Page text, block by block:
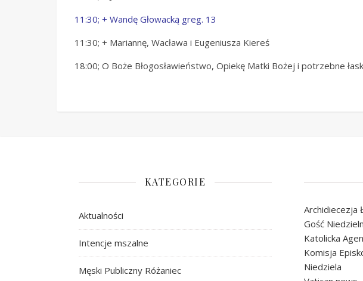
11:30; + Wandę Głowacką greg. 13
11:30; + Mariannę, Wacława i Eugeniusza Kiereś
18:00; O Boże Błogosławieństwo, Opiekę Matki Bożej i potrzebne
KATEGORIE
Aktualności
Intencje mszalne
Męski Publiczny Różaniec
Archidiecezja
Gość
Katolicka
Komisja
Niedziela